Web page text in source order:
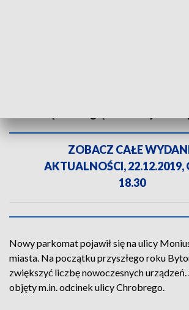
ZOBACZ CAŁE
AKTUALNOŚCI, 22.12.2019,
18.30
Nowy parkomat pojawił się na ulicy
miasta. Na początku przyszłego roku
zwiększyć liczbę nowoczesnych
objęty m.in. odcinek ulicy Chrobrego.